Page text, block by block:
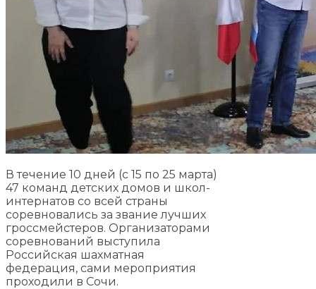
В течение 10 дней (с 15 по 25 марта)
47 команд детских домов и школ-
интернатов со всей страны
соревновались за звание лучших
гроссмейстеров. Организаторами
соревнований выступила
Российская шахматная
федерация, сами мероприятия
проходили в Сочи.